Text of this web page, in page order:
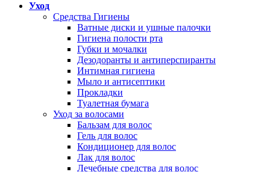
Уход
Средства Гигиены
Ватные диски и ушные палочки
Гигиена полости рта
Губки и мочалки
Дезодоранты и антиперспиранты
Интимная гигиена
Мыло и антисептики
Прокладки
Туалетная бумага
Уход за волосами
Бальзам для волос
Гель для волос
Кондиционер для волос
Лак для волос
Лечебные средства для волос